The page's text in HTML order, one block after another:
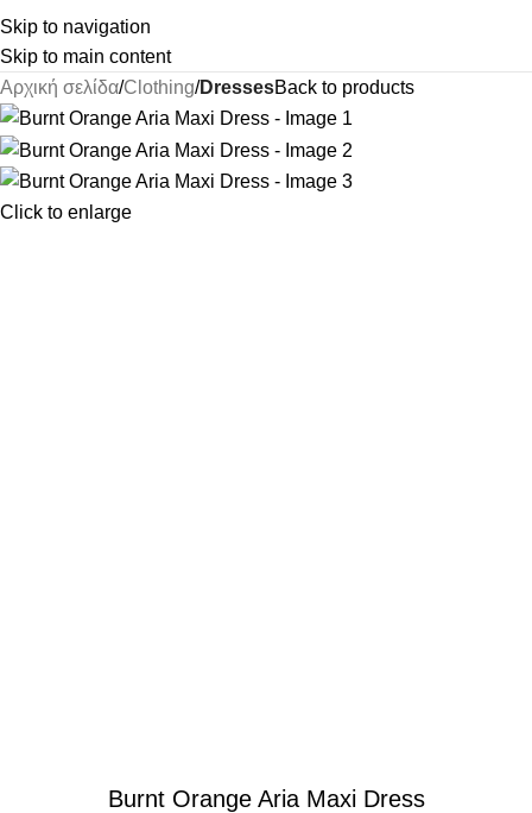
Skip to navigation
Skip to main content
Αρχική σελίδα Clothing DressesBack to products
Click to enlarge
Burnt Orange Aria Maxi Dress